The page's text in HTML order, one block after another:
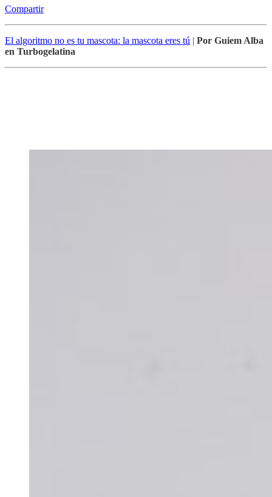
Compartir
El algoritmo no es tu mascota: la mascota eres tú | Por Guiem Alba
en Turbogelatina